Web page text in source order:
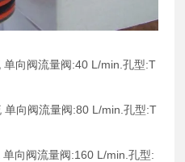
向阀流量阀:40 L/min.孔型:T
单向阀流量阀:80 L/min.孔型:T
向阀流量阀:160 L/min.孔型: